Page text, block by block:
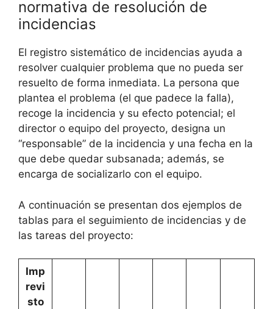
normativa de resolución de
incidencias
El registro sistemático de incidencias ayuda a
resolver cualquier problema que no pueda ser
resuelto de forma inmediata. La persona que
plantea el problema (el que padece la falla),
recoge la incidencia y su efecto potencial; el
director o equipo del proyecto, designa un
“responsable” de la incidencia y una fecha en la
que debe quedar subsanada; además, se
encarga de socializarlo con el equipo.
A continuación se presentan dos ejemplos de
tablas para el seguimiento de incidencias y de
las tareas del proyecto:
Imp
revi
sto